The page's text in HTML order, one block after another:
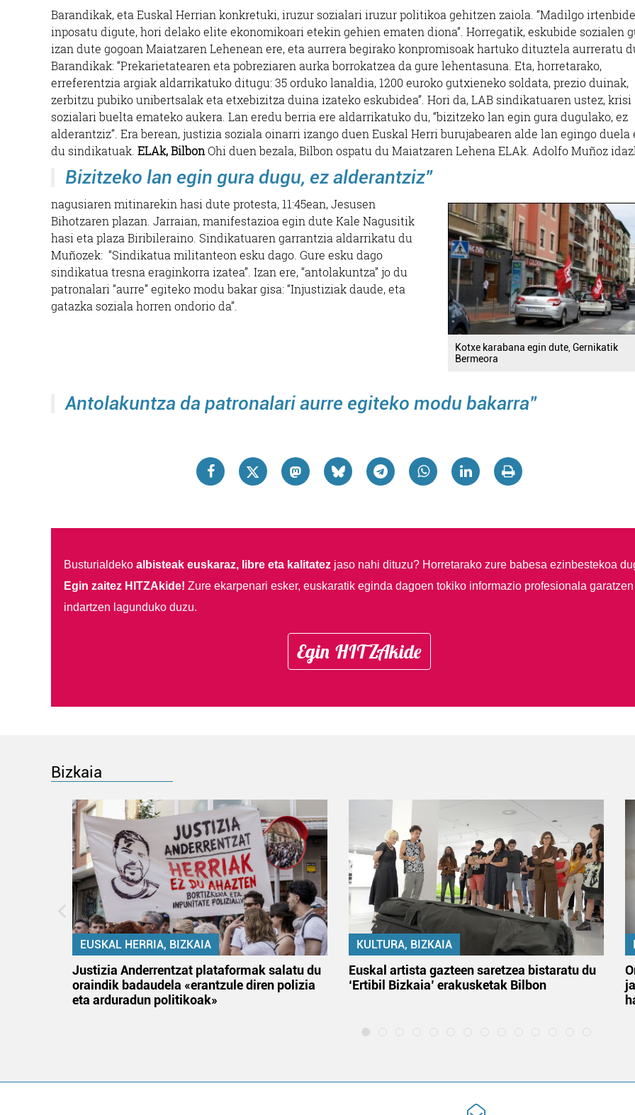
Barandikak, eta Euskal Herrian konkretuki, iruzur sozialari iruzur politikoa gehitzen zaiola. “Madilgo
inposatu digute, hori delako elite ekonomikoari etekin gehien ematen diona”. Horregatik, eskubide sozialen
izan dute gogoan Maiatzaren Lehenean ere, eta aurrera begirako konpromisoak hartuko dituztela aurreratu
Barandikak: “Prekarietatearen eta pobreziaren aurka borrokatzea da gure lehentasuna. Eta, horretarako,
erreferentzia argiak aldarrikatuko ditugu: 35 orduko lanaldia, 1200 euroko gutxieneko soldata, prezio duinak,
zerbitzu pubiko unibertsalak eta etxebizitza duina izateko eskubidea”. Hori da, LAB sindikatuaren ustez, krisi
sozialari buelta emateko aukera. Lan eredu berria ere aldarrikatuko du, “bizitzeko lan egin gura dugulako, ez
alderantziz”. Era berean, justizia soziala oinarri izango duen Euskal Herri burujabearen alde lan egingo duela
du sindikatuak.
Bizitzeko lan egin gura dugu, ez alderantziz”
Kotxe karabana egin dute, Gernikatik
Bermeora
ELAk, BilbonOhi duen bezala, Bilbon ospatu du Maiatzaren Lehena ELAk. Adolfo Muñoz
nagusiaren mitinarekin hasi dute protesta, 11:45ean, Jesusen
Bihotzaren plazan. Jarraian, manifestazioa egin dute Kale Nagusitik
hasi eta plaza Biribileraino.
Antolakuntza da patronalari aurre egiteko modu bakarra”
Sindikatuaren garrantzia aldarrikatu du
Muñozek: “Sindikatua militanteon esku dago. Gure esku dago
sindikatua tresna eraginkorra izatea”. Izan ere, “antolakuntza” jo du
patronalari “aurre” egiteko modu bakar gisa: “Injustiziak daude, eta
gatazka soziala horren ondorio da”.
Busturialdeko albisteak euskaraz, libre eta kalitatezjaso nahi dituzu? Horretarako zure babesa ezinbestekoa
Egin zaitez HITZAkide! Zure ekarpenari esker, euskaratik eginda dagoen tokiko informazio profesionala garatzen
indartzen lagunduko duzu.
Egin HITZAkide
Bizkaia
EUSKAL HERRIA, BIZKAIA
Justizia Anderrentzat plataformak salatu du
oraindik badaudela «erantzule diren polizia
eta arduradun politikoak»
KULTURA, BIZKAIA
Euskal artista gazteen saretzea bistaratu du
‘Ertibil Bizkaia’ erakusketak Bilbon